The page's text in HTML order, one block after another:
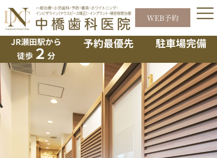
を
ス
WEB予約
なかはしDENTAL NEWS 7.8月
号